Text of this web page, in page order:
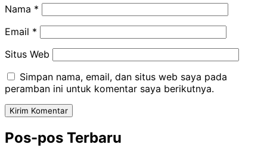
Nama *
Email *
Situs Web
Simpan nama, email, dan situs web saya pada
peramban ini untuk komentar saya berikutnya.
Pos-pos Terbaru